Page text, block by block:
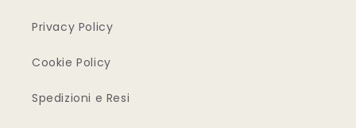
Privacy Policy
Cookie Policy
Spedizioni e Resi